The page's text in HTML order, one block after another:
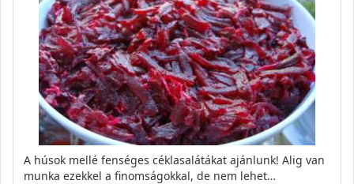
A húsok mellé fenséges céklasalátákat ajánlunk! Alig van
munka ezekkel a finomságokkal, de nem lehet…